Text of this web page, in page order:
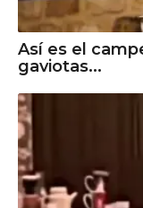
Así es el
gaviotas...